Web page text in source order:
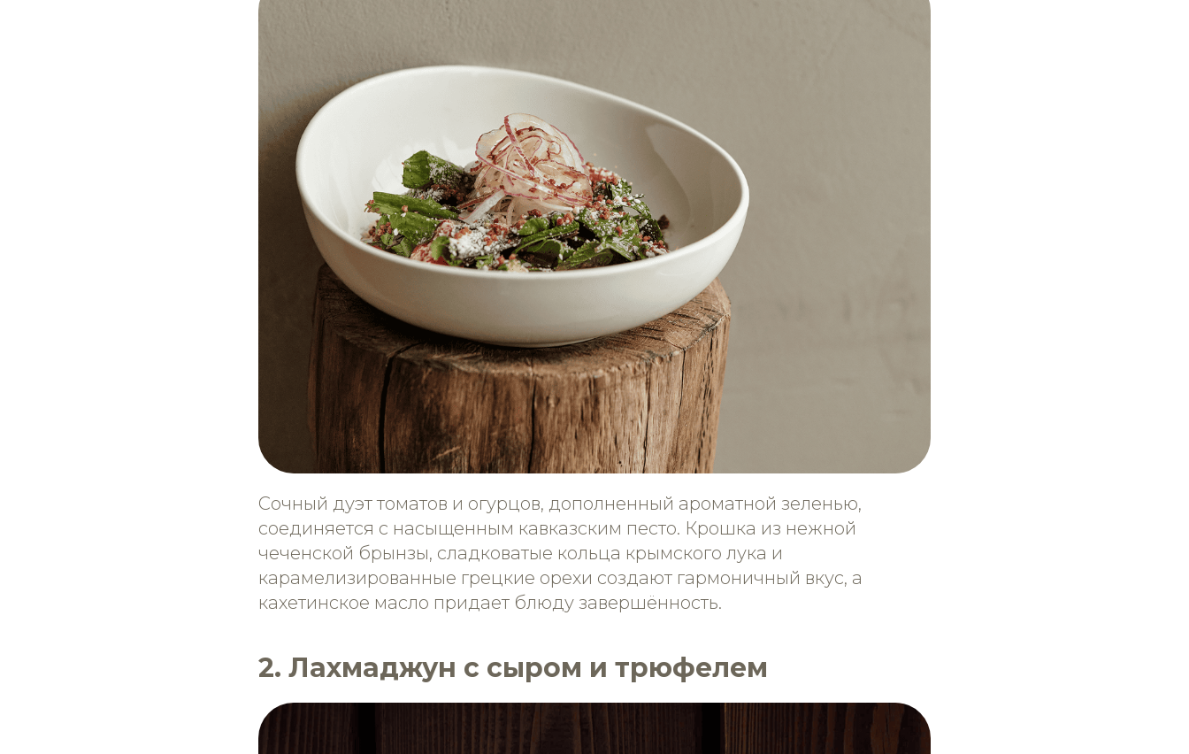
Сочный дуэт томатов и огурцов, дополненный ароматной зеленью,
соединяется с насыщенным кавказским песто. Крошка из нежной
чеченской брынзы, сладковатые кольца крымского лука и
карамелизированные грецкие орехи создают гармоничный вкус, а
кахетинское масло придает блюду завершённость.
2. Лахмаджун с сыром и трюфелем